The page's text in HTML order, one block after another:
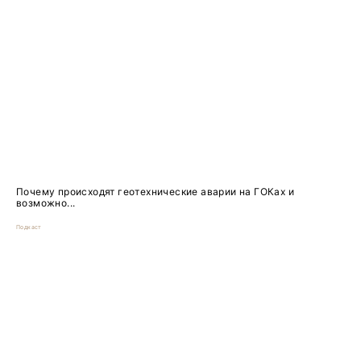
Почему происходят геотехнические аварии на ГОКах и
возможно...
Подкаст